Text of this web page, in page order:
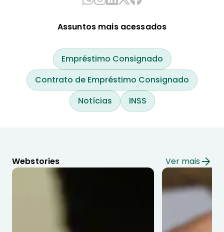
Assuntos mais acessados
Empréstimo Consignado
Contrato de Empréstimo Consignado
Notícias
INSS
Webstories Ver mais